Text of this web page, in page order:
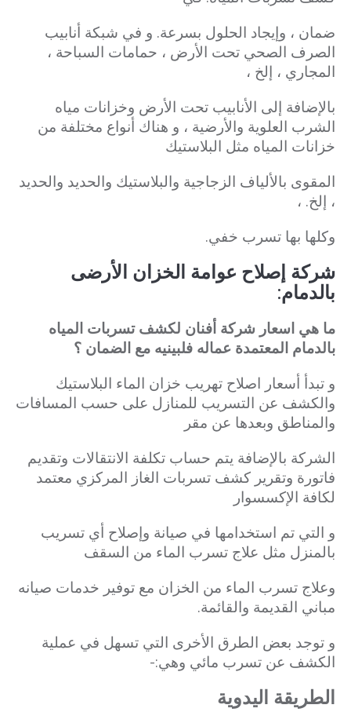
ضمان ، وإيجاد الحلول بسرعة. و في شبكة أنابيب
الصرف الصحي تحت الأرض ، حمامات السباحة ،
المجاري ، إلخ ،
بالإضافة إلى الأنابيب تحت الأرض وخزانات مياه
الشرب العلوية والأرضية ، و هناك أنواع مختلفة من
خزانات المياه مثل البلاستيك
المقوى بالألياف الزجاجية والبلاستيك والحديد والحديد
، إلخ. ،
وكلها بها تسرب خفي.
شركة إصلاح عوامة الخزان الأرضى
بالدمام:
ما هي اسعار شركة أفنان لكشف تسربات المياه
بالدمام المعتمدة عماله فلبينيه مع الضمان ؟
و تبدأ أسعار اصلاح تهريب خزان الماء البلاستيك
والكشف عن التسريب للمنازل على حسب المسافات
والمناطق وبعدها عن مقر
الشركة بالإضافة يتم حساب تكلفة الانتقالات وتقديم
فاتورة وتقرير كشف تسربات الغاز المركزي معتمد
لكافة الإكسسوار
و التي تم استخدامها في صيانة وإصلاح أي تسريب
بالمنزل مثل علاج تسرب الماء من السقف
وعلاج تسرب الماء من الخزان مع توفير خدمات صيانه
مباني القديمة والقائمة.
و توجد بعض الطرق الأخرى التي تسهل في عملية
الكشف عن تسرب مائي وهي:-
الطريقة اليدوية